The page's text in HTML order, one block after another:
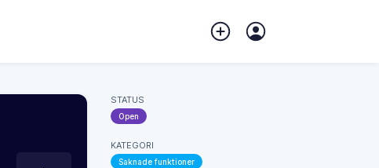
STATUS
Open
KATEGORI
Saknade funktioner